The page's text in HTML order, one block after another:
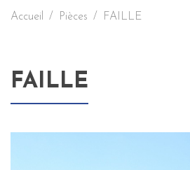
Accueil Pièces FAILLE
FAILLE